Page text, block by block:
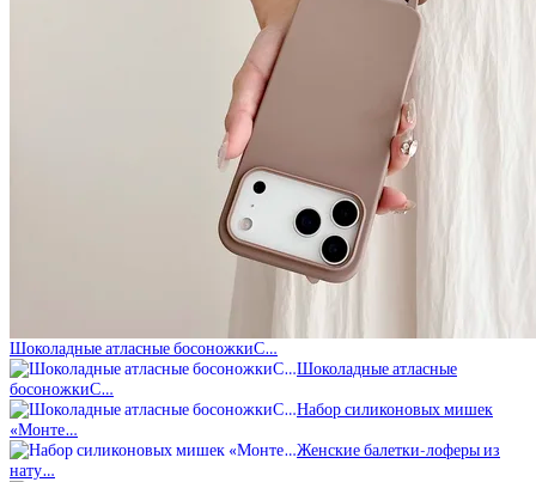
Шоколадные атласные босоножкиС…
Шоколадные атласные
босоножкиС…
Набор силиконовых мишек
«Монте…
Женские балетки-лоферы из
нату…